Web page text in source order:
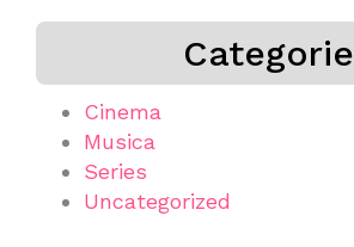
Categorie
Cinema
Musica
Series
Uncategorized